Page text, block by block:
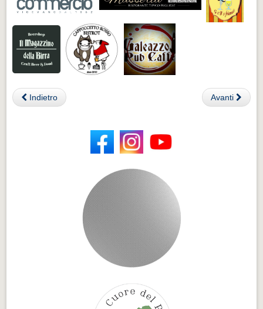
Indietro Avanti